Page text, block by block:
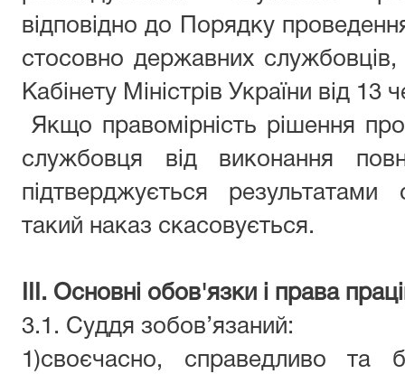
відповідно до Порядку
стосовно державних
Кабінету Міністрів України від 13
Якщо правомірність рішення
службовця від виконання
підтверджується результатами
такий наказ скасовується.
III. Основні обов'язки і права
3.1. Суддя зобов’язаний:
1)своєчасно, справедливо та